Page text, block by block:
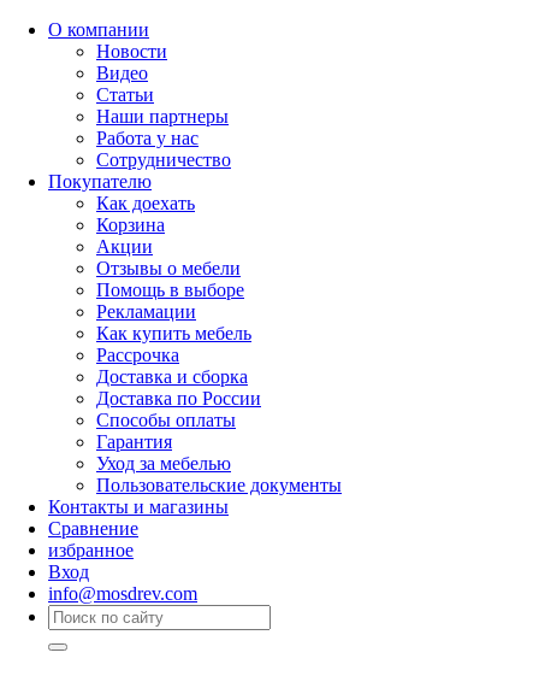
О компании
Новости
Видео
Статьи
Наши партнеры
Работа у нас
Сотрудничество
Покупателю
Как доехать
Корзина
Акции
Отзывы о мебели
Помощь в выборе
Рекламации
Как купить мебель
Рассрочка
Доставка и сборка
Доставка по России
Способы оплаты
Гарантия
Уход за мебелью
Пользовательские документы
Контакты и магазины
Сравнение
избранное
Вход
info@mosdrev.com